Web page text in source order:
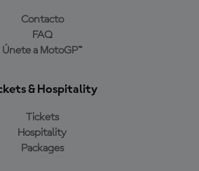
Contacto
FAQ
Únete a MotoGP™
& Hospitality
Tickets
Hospitality
Packages